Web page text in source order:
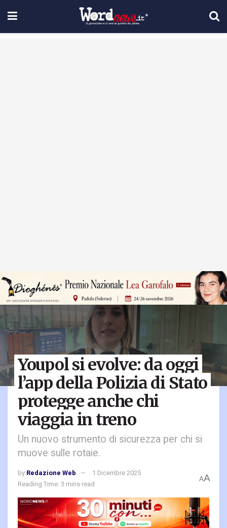
Youpol si evolve: da oggi
l’app della Polizia di Stato
protegge anche chi
viaggia in treno
Un nuovo strumento di sicurezza per chi si
muove sulle rotaie.
by Redazione Web
1 Dicembre 2025
Reading Time: 3 mins read
AA